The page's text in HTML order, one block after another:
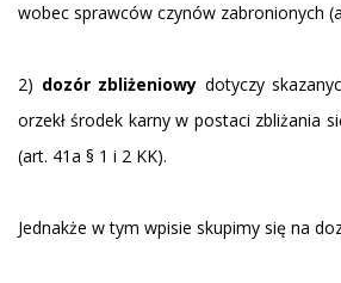
wobec sprawców czynów zabronionych
2) dozór zbliżeniowy dotyczy
orzekł środek karny w postaci zbliżania
(art. 41a § 1 i 2 KK).
Jednakże w tym wpisie skupimy się na